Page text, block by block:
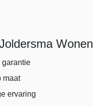
Wonen
garantie
maat
ervaring